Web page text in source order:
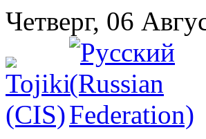
Четверг, 06